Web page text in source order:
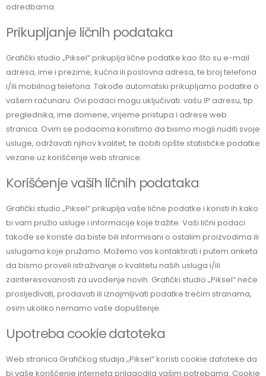
odredbama.
Prikupljanje ličnih podataka
Grafički studio „Piksel“ prikuplja lične podatke kao što su e-mail
adresa, ime i prezime, kućna ili poslovna adresa, te broj telefona
i/ili mobilnog telefona. Takođe automatski prikupljamo podatke o
vašem računaru. Ovi podaci mogu uključivati: vašu IP adresu, tip
preglednika, ime domene, vrijeme pristupa i adrese web
stranica. Ovim se podacima koristimo da bismo mogli nuditi svoje
usluge, održavati njihov kvalitet, te dobiti opšte statističke podatke
vezane uz korišćenje web stranice.
Korišćenje vaših ličnih podataka
Grafički studio „Piksel“ prikuplja vaše lične podatke i koristi ih kako
bi vam pružio usluge i informacije koje tražite. Vaši lični podaci
takođe se koriste da biste bili informisani o ostalim proizvodima ili
uslugama koje pružamo. Možemo vas kontaktirati i putem anketa
da bismo proveli istraživanje o kvalitetu naših usluga i/ili
zainteresovanosti za uvođenje novih. Grafički studio „Piksel“ neće
prosljeđivati, prodavati ili iznajmljivati podatke trećim stranama,
osim ukoliko nemamo vaše dopuštenje.
Upotreba cookie datoteka
Web stranica Grafičkog studija „Piksel“ koristi cookie datoteke da
bi vaše korišćenje interneta prilagodila vašim potrebama. Cookie